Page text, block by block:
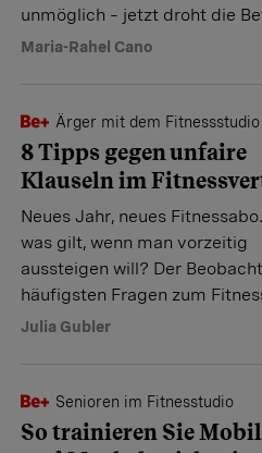
unmöglich – jetzt droht die
Maria-Rahel Cano
Ärger mit dem Fitnessstudio
8 Tipps gegen unfaire
Klauseln im
Neues Jahr, neues
was gilt, wenn man vorzeitig
aussteigen will? Der
häufigsten Fragen zum
Julia Gubler
Senioren im Fitnesstudio
So trainieren Sie